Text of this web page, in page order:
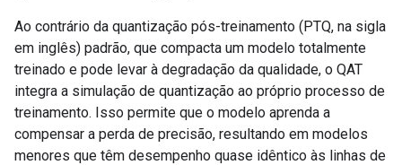
Ao contrário da quantização pós-treinamento (PTQ, na sigla
em inglês) padrão, que compacta um modelo totalmente
treinado e pode levar à degradação da qualidade, o QAT
integra a simulação de quantização ao próprio processo de
treinamento. Isso permite que o modelo aprenda a
compensar a perda de precisão, resultando em modelos
menores que têm desempenho quase idêntico às linhas de